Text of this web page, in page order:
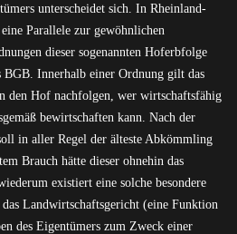
unterscheidet sich. In Rheinland-
Parallele zur gewöhnlichen
dieser sogenannten Hoferbfolge
BGB. Innerhalb einer Ordnung gilt das
den Hof nachfolgen, wer wirtschaftsfähig
bewirtschaften kann. Nach der
in aller Regel der älteste Abkömmling
Brauch hätte dieser ohnehin das
existiert eine solche besondere
Landwirtschaftsgericht (eine Funktion
des Eigentümers zum Zweck einer